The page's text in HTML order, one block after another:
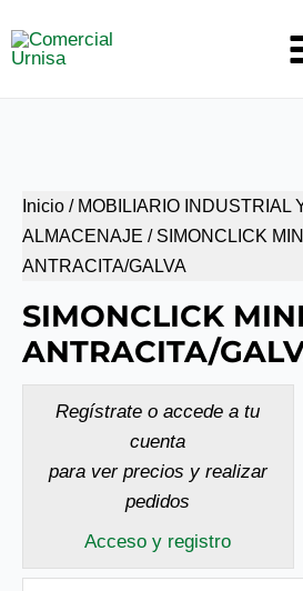
al
Inicio / MOBILIARIO INDUSTRIAL
ALMACENAJE / SIMONCLICK
ANTRACITA/GALVA
SIMONCLICK
ANTRACITA/
Regístrate o accede a tu
cuenta
para ver precios y realizar
pedidos
Acceso y registro